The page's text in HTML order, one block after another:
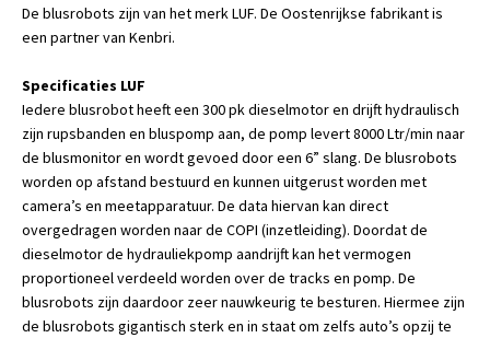
De blusrobots zijn van het merk LUF. De Oostenrijkse fabrikant is
een partner van Kenbri.
Specificaties LUF
Iedere blusrobot heeft een 300 pk dieselmotor en drijft hydraulisch
zijn rupsbanden en bluspomp aan, de pomp levert 8000 Ltr/min naar
de blusmonitor en wordt gevoed door een 6” slang. De blusrobots
worden op afstand bestuurd en kunnen uitgerust worden met
camera’s en meetapparatuur. De data hiervan kan direct
overgedragen worden naar de COPI (inzetleiding). Doordat de
dieselmotor de hydrauliekpomp aandrijft kan het vermogen
proportioneel verdeeld worden over de tracks en pomp. De
blusrobots zijn daardoor zeer nauwkeurig te besturen. Hiermee zijn
de blusrobots gigantisch sterk en in staat om zelfs auto’s opzij te